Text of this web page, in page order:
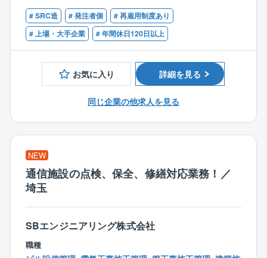
案件にも携わることができます。
【技術者として幅広く活躍できる】
通信設備だけでなく、電源・空調・建物設備など、多
様な設備を扱いながら専門性を高められます。
【具体的な業務】
・ネットワーク設備の導入工事、点検、保全、修繕対
応
・ファシリティ設備の導入工事、点検、保全、修繕対
・日次・月次・年次点検、試運転業務
・定期点検で発見した故障修繕、中長期修繕計画での
・工事における予算、工程、手順、安全計画の立案、
現場管理
【働き方】
「シフトあり＝不規則で過酷」というイメージはあり
ません。
勤務のベースは、原則【月〜金曜の通常日勤（9:00〜1
7:45）】となります。
カレンダー通りの規則正しい生活を基本としながら
日々の安定運用を守るために以下の対応が一部発生し
・何らかの現場作業、施工、保守、メンテナンス、製
造、整備などの実務経験をお持ちの方
（例：電気工事会社等での施工・保守、ビルメンテナ
ンス、工場の設備保全）
# SRC造 # 発注者側
# 再雇用制度あり
# 上場・大手企業
# 年間休日120日以上
お気に入り 詳細を見る
同じ企業の他求人を見る
NEW
通信施設の点検、保全、修繕対応業務！／
埼玉
SBエンジニアリング株式会社
職種